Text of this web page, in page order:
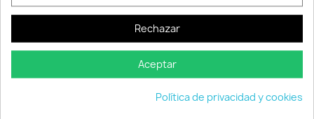
Compartir
Rechazar
Aceptar
Política de privacidad y cookies